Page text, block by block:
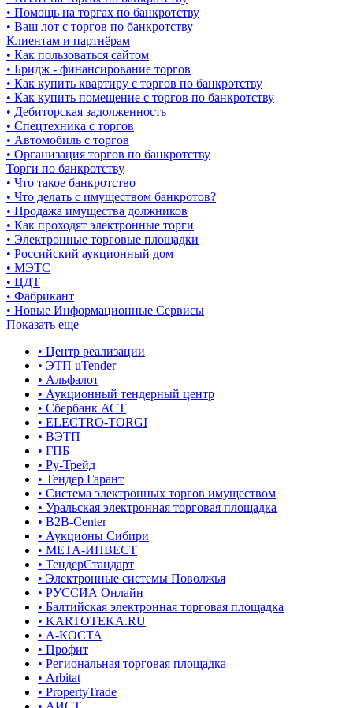
• Помощь на торгах по банкротству
• Ваш лот с торгов по банкротству
Клиентам и партнёрам
• Как пользоваться сайтом
• Бридж - финансирование торгов
• Как купить квартиру с торгов по банкротству
• Как купить помещение с торгов по банкротству
• Дебиторская задолженность
• Спецтехника с торгов
• Автомобиль с торгов
• Организация торгов по банкротству
Торги по банкротству
• Что такое банкротство
• Что делать с имуществом банкротов?
• Продажа имущества должников
• Как проходят электронные торги
• Электронные торговые площадки
• Российский аукционный дом
• МЭТС
• ЦДТ
• Фабрикант
• Новые Информационные Сервисы
Показать еще
• Центр реализации
• ЭТП uTender
• Альфалот
• Аукционный тендерный центр
• Сбербанк АСТ
• ELECTRO-TORGI
• ВЭТП
• ГПБ
• Ру-Трейд
• Тендер Гарант
• Система электронных торгов имуществом
• Уральская электронная торговая площадка
• B2B-Center
• Аукционы Сибири
• МЕТА-ИНВЕСТ
• ТендерСтандарт
• Электронные системы Поволжья
• РУССИА Онлайн
• Балтийская электронная торговая площадка
• KARTOTEKA.RU
• А-КОСТА
• Профит
• Региональная торговая площадка
• Arbitat
• PropertyTrade